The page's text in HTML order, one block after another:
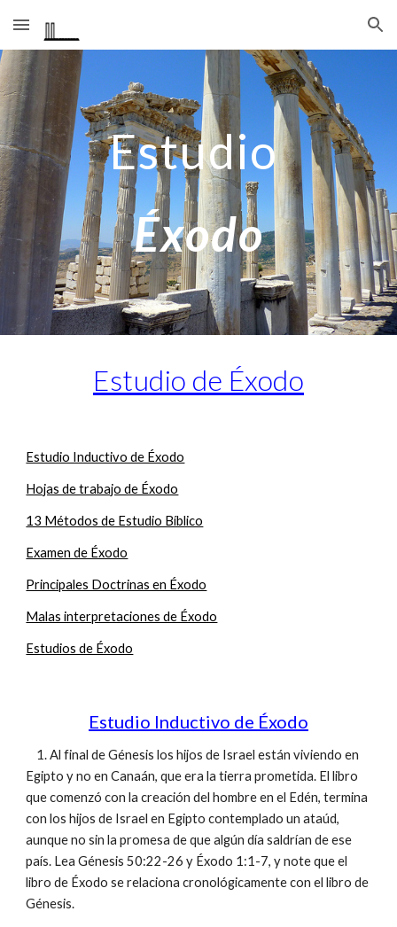
Skip to main content Skip to navigation
Estudio
Éxodo
Estudio de Éxodo
Estudio Inductivo de Éxodo
Hojas de trabajo de Éxodo
13 Métodos de Estudio Bíblico
Examen de Éxodo
Principales Doctrinas en Éxodo
Malas interpretaciones de Éxodo
Estudios de Éxodo
Estudio Inductivo de Éxodo
1. Al final de Génesis los hijos de Israel están viviendo en
Egipto y no en Canaán, que era la tierra prometida. El libro
que comenzó con la creación del hombre en el Edén, termina
con los hijos de Israel en Egipto contemplado un ataúd,
aunque no sin la promesa de que algún día saldrían de ese
país. Lea Génesis 50:22-26 y Éxodo 1:1-7, y note que el
libro de Éxodo se relaciona cronológicamente con el libro de
Génesis.